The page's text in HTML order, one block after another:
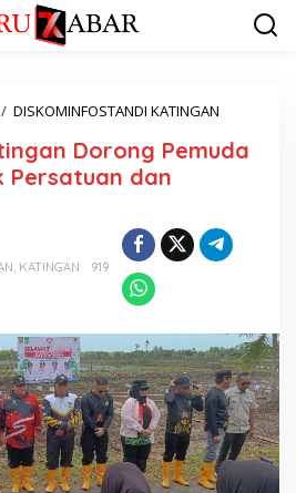
/ DISKOMINFOSTANDI KATINGAN
Dorong Pemuda
Persatuan dan
, KATINGAN
919